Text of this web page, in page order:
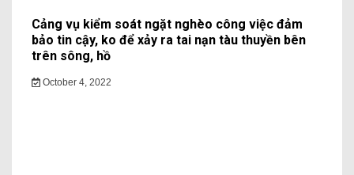
Cảng vụ kiểm soát ngặt nghèo công việc đảm
bảo tin cậy, ko để xảy ra tai nạn tàu thuyền bên
trên sông, hồ
October 4, 2022